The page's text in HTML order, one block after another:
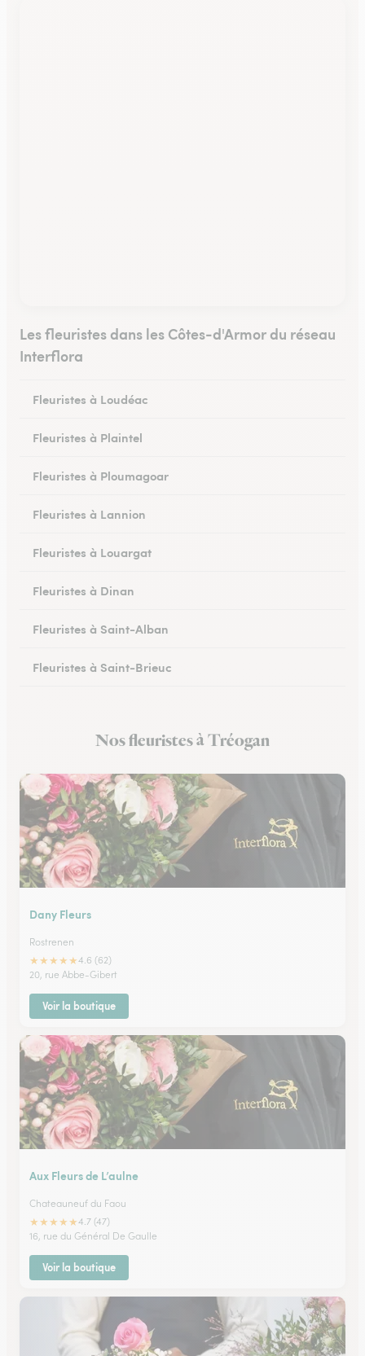
Les fleuristes dans les Côtes-d'Armor du réseau
Interflora
Fleuristes à Loudéac
Fleuristes à Plaintel
Fleuristes à Ploumagoar
Fleuristes à Lannion
Fleuristes à Louargat
Fleuristes à Dinan
Fleuristes à Saint-Alban
Fleuristes à Saint-Brieuc
Fleuristes à PlérinNos fleuristes à Tréogan
Dany Fleurs
Rostrenen
★★★★★4.6 (62)
20, rue Abbe-Gibert
Voir la boutique
Aux Fleurs de L’aulne
Chateauneuf du Faou
★★★★★4.7 (47)
16, rue du Général De Gaulle
Voir la boutique